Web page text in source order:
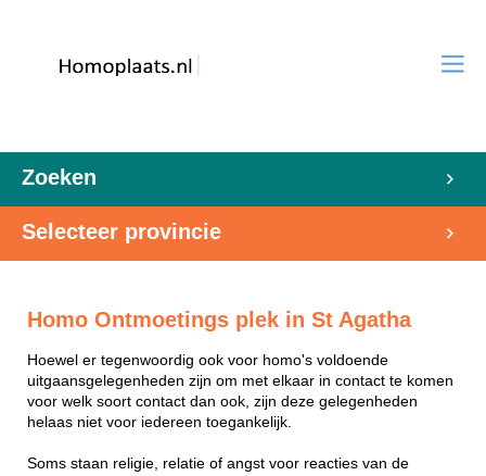
Zoeken
Selecteer provincie
Homo Ontmoetings plek in St Agatha
Hoewel er tegenwoordig ook voor homo's voldoende
uitgaansgelegenheden zijn om met elkaar in contact te komen
voor welk soort contact dan ook, zijn deze gelegenheden
helaas niet voor iedereen toegankelijk.
Soms staan religie, relatie of angst voor reacties van de